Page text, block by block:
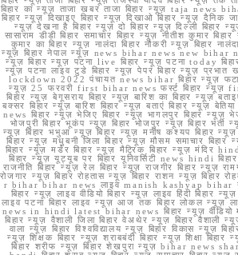
बिहार का न्यूज़ ताजा खबर ताजा बिहार न्यूज़ taja news
बिहार न्यूज़ दिखाइए बिहार न्यूज़ दिखाओ बिहार न्यूज़ दैनिक
न्यूज़ देखना है बिहार न्यूज़ दो बिहार न्यूज़ दिल्ली बिहार
सासाराम डीडी बिहार समाचार बिहार न्यूज़ नीतीश कुमार
कुमार का बिहार न्यूज़ नालंदा बिहार नौकरी न्यूज़ बिहार
न्यूज़ बिहार नेपाल न्यूज़ news bihar news new bihar
न्यूज़ बिहार न्यूज़ पटना live बिहार न्यूज़ पटना today बिहार
न्यूज़ पटना लाइव टुडे बिहार न्यूज़ पेपर बिहार न्यूज़ प्रभात
lockdown 2022 पंचायत news bihar बिहार न्यूज़
न्यूज़ 25 फरवरी first bihar news फर्स्ट बिहार न्यूज़
बिहार न्यूज़ बेगूसराय बिहार न्यूज़ बारिश का बिहार न्यूज़
बक्सर बिहार न्यूज़ बारिश बिहार न्यूज़ बताएं बिहार न्यूज़
news बिहार न्यूज़ भेजिए बिहार न्यूज़ भागलपुर बिहार न्यूज़
भोजपुरी बिहार भूकंप न्यूज़ बिहार भोजपुर न्यूज़ बिहार भर्ती
न्यूज़ बिहार भभुआ न्यूज़ बिहार न्यूज़ मनीष कश्यप बिहार
बिहार न्यूज़ मधुबनी जिला बिहार न्यूज़ मौसम समाचार बिहार
बिहार न्यूज़ मर्डर बिहार न्यूज़ मैट्रिक बिहार न्यूज़ मंदिर
बिहार न्यूज़ यूट्यूब पर बिहार यूनिवर्सिटी news hindi
राजनीति बिहार न्यूज़ रेल बिहार न्यूज़ राजगीर बिहार न्यूज़
रोजगार न्यूज़ बिहार रोहतास न्यूज़ बिहार राशन न्यूज़ बिहार
r bihar bihar news लाइव manish kashyap bihar
बिहार न्यूज़ लाइव वीडियो बिहार न्यूज़ लाइव हिंदी बिहार
लाइव पटना बिहार लाइव न्यूज़ आज तक बिहार लोकल न्यूज़
news in hindi latest bihar news बिहार न्यूज़ वीडियो
बिहार न्यूज़ वैशाली जिला बिहार वेअथेर न्यूज़ बिहार वैशाली
वाला न्यूज़ बिहार विश्वविद्यालय न्यूज़ बिहार विकास न्यूज़
न्यूज़ शिक्षक बिहार न्यूज़ शराबबंदी बिहार न्यूज़ शिक्षा बिहार
बिहार शरीफ न्यूज़ बिहार शेखपुरा न्यूज़ bihar news